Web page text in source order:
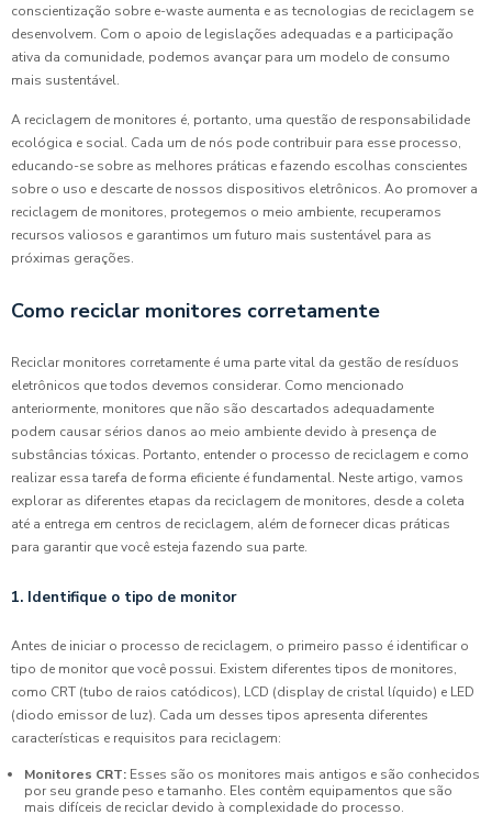
conscientização sobre e-waste aumenta e as tecnologias de reciclagem se
desenvolvem. Com o apoio de legislações adequadas e a participação
ativa da comunidade, podemos avançar para um modelo de consumo
mais sustentável.
A reciclagem de monitores é, portanto, uma questão de responsabilidade
ecológica e social. Cada um de nós pode contribuir para esse processo,
educando-se sobre as melhores práticas e fazendo escolhas conscientes
sobre o uso e descarte de nossos dispositivos eletrônicos. Ao promover a
reciclagem de monitores, protegemos o meio ambiente, recuperamos
recursos valiosos e garantimos um futuro mais sustentável para as
próximas gerações.
Como reciclar monitores corretamente
Reciclar monitores corretamente é uma parte vital da gestão de resíduos
eletrônicos que todos devemos considerar. Como mencionado
anteriormente, monitores que não são descartados adequadamente
podem causar sérios danos ao meio ambiente devido à presença de
substâncias tóxicas. Portanto, entender o processo de reciclagem e como
realizar essa tarefa de forma eficiente é fundamental. Neste artigo, vamos
explorar as diferentes etapas da reciclagem de monitores, desde a coleta
até a entrega em centros de reciclagem, além de fornecer dicas práticas
para garantir que você esteja fazendo sua parte.
1. Identifique o tipo de monitor
Antes de iniciar o processo de reciclagem, o primeiro passo é identificar o
tipo de monitor que você possui. Existem diferentes tipos de monitores,
como CRT (tubo de raios catódicos), LCD (display de cristal líquido) e LED
(diodo emissor de luz). Cada um desses tipos apresenta diferentes
características e requisitos para reciclagem:
Monitores CRT: Esses são os monitores mais antigos e são conhecidos
por seu grande peso e tamanho. Eles contêm equipamentos que são
mais difíceis de reciclar devido à complexidade do processo.